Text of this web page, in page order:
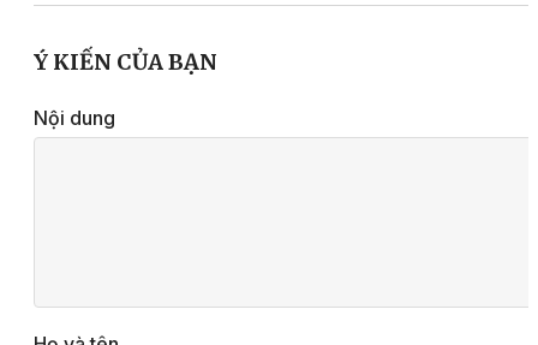
Ý KIẾN CỦA BẠN
Nội dung